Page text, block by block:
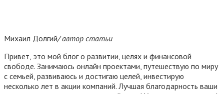
Михаил Долгий/ автор статьи
Привет, это мой блог о развитии, целях и финансовой
свободе. Занимаюсь онлайн проектами, путешествую по миру
с семьей, развиваюсь и достигаю целей, инвестирую
несколько лет в акции компаний. Лучшая благодарность ваши